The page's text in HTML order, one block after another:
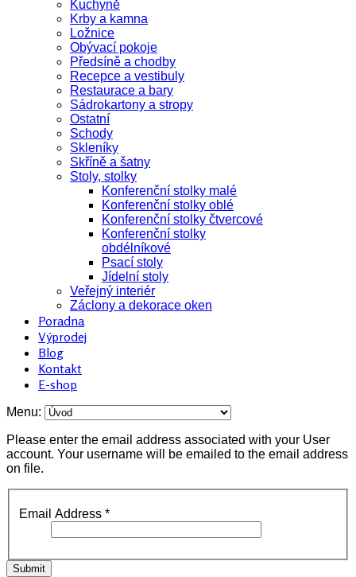
Kuchyně
Krby a kamna
Ložnice
Obývací pokoje
Předsíně a chodby
Recepce a vestibuly
Restaurace a bary
Sádrokartony a stropy
Ostatní
Schody
Skleníky
Skříně a šatny
Stoly, stolky
Konferenční stolky malé
Konferenční stolky oblé
Konferenční stolky čtvercové
Konferenční stolky
obdélníkové
Psací stoly
Jídelní stoly
Veřejný interiér
Záclony a dekorace oken
Poradna
Výprodej
Blog
Kontakt
E-shop
Menu:
Please enter the email address associated with your User
account. Your username will be emailed to the email address
on file.
Email Address *
Submit